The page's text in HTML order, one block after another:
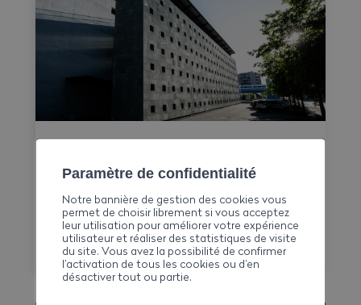
Check est disponible
La Commission paritaire suisse (CPSA) met
désormais à disposition des entreprises et
des commissions professionnelles paritaires
le CN Time-Check, un outil destiné à
faciliter l'application de la Convention
Paramètre de confidentialité
Notre bannière de gestion des cookies vous
permet de choisir librement si vous acceptez
leur utilisation pour améliorer votre expérience
utilisateur et réaliser des statistiques de visite
du site. Vous avez la possibilité de confirmer
l’activation de tous les cookies ou d’en
désactiver tout ou partie.